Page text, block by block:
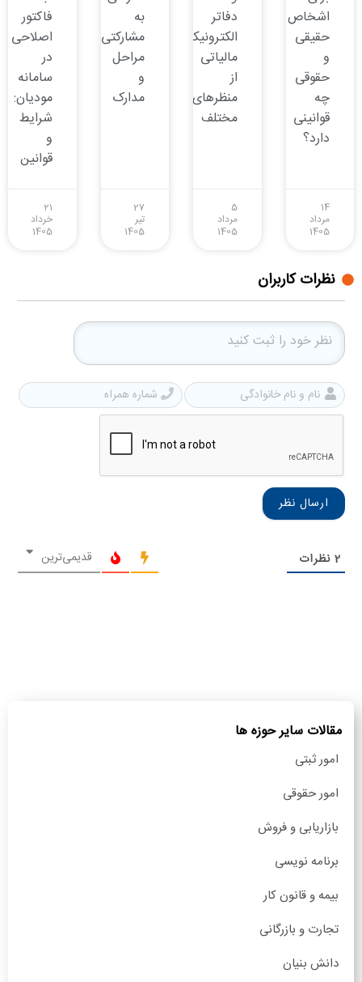
اشخاص
حقیقی
و
حقوقی
چه
قوانینی
دارد؟
14
مرداد
1405
دفاتر
الکترونیکی
مالیاتی
از
منظرهای
مختلف
5
مرداد
1405
به
مشارکتی:
مراحل
و
مدارک
27
تیر
1405
فاکتور
اصلاحی
در
سامانه
مودیان:
شرایط
و
قوانین
21
خرداد
1405
نظرات کاربران
نام
و
نام
2 نظرات قدیمی‌ترین
مقالات سایر حوزه ها
امور ثبتی
امور حقوقی
بازاریابی و فروش
برنامه نویسی
بیمه و قانون کار
تجارت و بازرگانی
دانش بنیان